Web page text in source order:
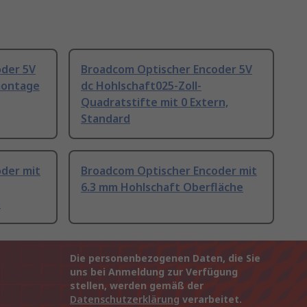
5V
Broadcom Optischer Encoder 5V
dc Hohlschaft025-Zoll-
Quadratstifte mit 0 Extern,
Standard
mit
Broadcom Optischer Encoder mit
6.3 mm Hohlschaft Oberfläche
Die personenbezogenen Daten, die Sie
uns bei Anmeldung zur Verfügung
stellen, werden gemäß der
Datenschutzerklärung verarbeitet.